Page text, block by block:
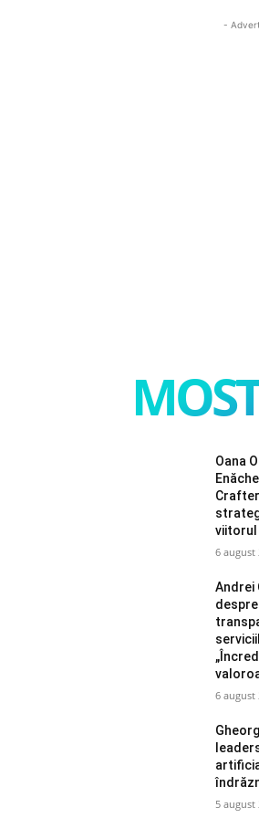
-
Oana
viitorul
6 august
Andrei
6 august
5 august